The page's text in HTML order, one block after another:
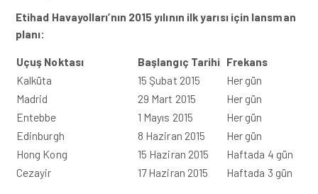
Etihad Havayolları’nın 2015 yılının ilk yarısı için lansman
planı:
Uçuş Noktası Başlangıç Tarihi Frekans
Kalküta
15 Şubat 2015
Her gün
Madrid
29 Mart 2015
Her gün
Entebbe
1 Mayıs 2015
Her gün
Edinburgh
8 Haziran 2015
Her gün
Hong Kong
15 Haziran 2015
Haftada 4 gün
Cezayir
17 Haziran 2015 Haftada 3 gün